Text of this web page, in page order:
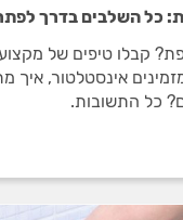
כל השלבים בדרך
קבלו טיפים של
אינסטלטור, איך
כל התשובות.